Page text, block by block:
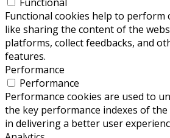
Functional cookies help to
like sharing the content of the
platforms, collect feedbacks, and
features.
Performance
Performance
Performance cookies are used to
the key performance indexes of
in delivering a better user